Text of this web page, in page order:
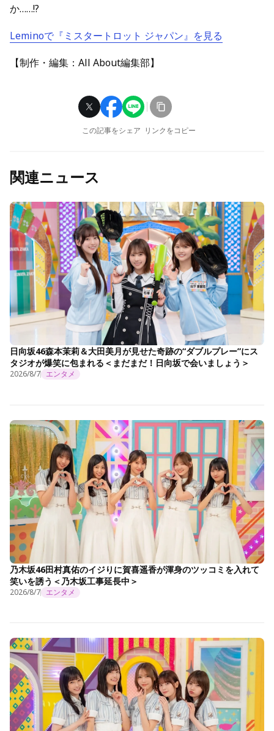
か……!?
Leminoで『ミスタートロット ジャパン』を見る
【制作・編集：All About編集部】
この記事をシェア リンクをコピー
関連ニュース
日向坂46森本茉莉＆大田美月が見せた奇跡の“ダブルプレー”にス
タジオが爆笑に包まれる＜まだまだ！日向坂で会いましょう＞
2026/8/7 エンタメ
乃木坂46田村真佑のイジりに賀喜遥香が渾身のツッコミを入れて
笑いを誘う＜乃木坂工事延長中＞
2026/8/7 エンタメ